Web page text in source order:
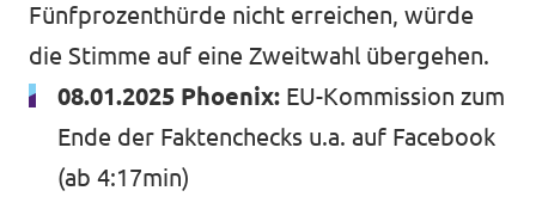
Fünfprozenthürde nicht erreichen, würde
die Stimme auf eine Zweitwahl übergehen.
08.01.2025 Phoenix: EU-Kommission zum
Ende der Faktenchecks u.a. auf Facebook
(ab 4:17min)